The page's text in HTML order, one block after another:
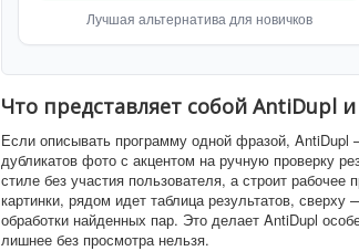
Лучшая альтернатива для новичков
Что представляет собой AntiDupl
Если описывать программу одной фразой,
дубликатов фото с акцентом на ручную проверку
стиле без участия пользователя, а строит
картинки, рядом идет таблица результатов,
обработки найденных пар. Это делает AntiDupl
лишнее без просмотра нельзя.